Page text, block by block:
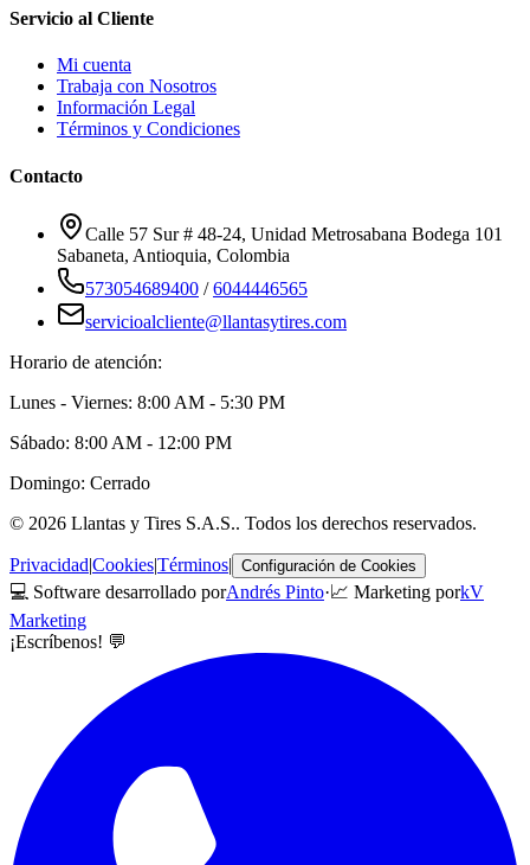
Servicio al Cliente
Mi cuenta
Trabaja con Nosotros
Información Legal
Términos y Condiciones
Contacto
Calle 57 Sur # 48-24, Unidad Metrosabana Bodega 101
Sabaneta, Antioquia, Colombia
573054689400 /6044446565
servicioalcliente@llantasytires.com
Horario de atención:
Lunes - Viernes: 8:00 AM - 5:30 PM
Sábado: 8:00 AM - 12:00 PM
Domingo: Cerrado
© 2026 Llantas y Tires S.A.S.. Todos los derechos reservados.
Privacidad|Cookies|Términos| Configuración de Cookies
💻 Software desarrollado porAndrés Pinto·📈 Marketing porkV
Marketing
¡Escríbenos! 💬